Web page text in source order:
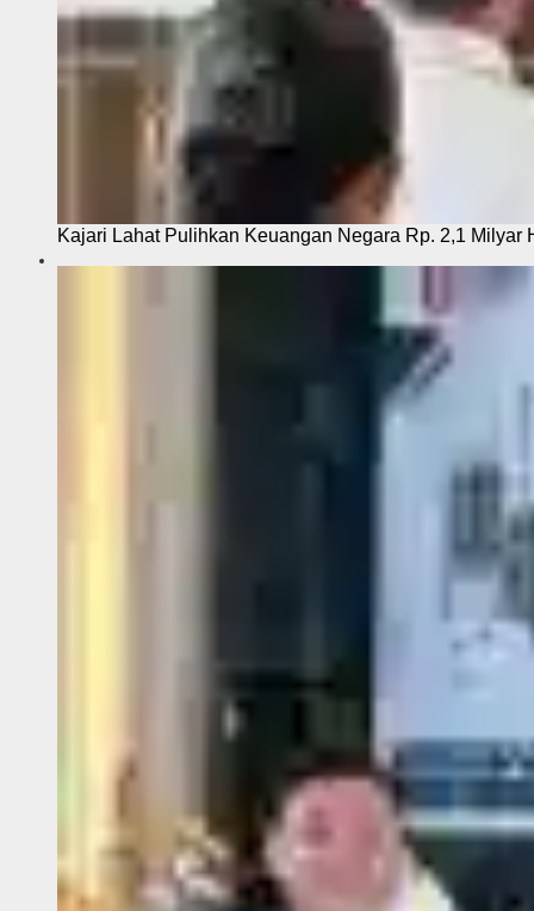
Kajari Lahat Pulihkan Keuangan Negara Rp. 2,1 Milyar